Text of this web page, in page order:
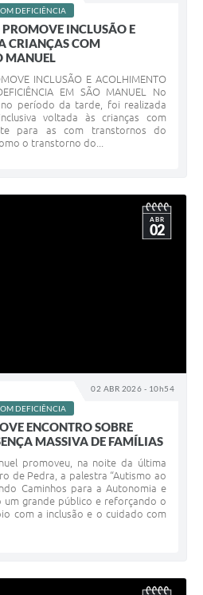
DEFICIÊNCIA
INCLUSÃO E
CRIANÇAS COM
MANUEL
INCLUSÃO E ACOLHIMENTO
EM SÃO MANUEL No
período da tarde, foi realizada
voltada às crianças com
para as com transtornos do
o transtorno do...
02 ABR 2026 - 10h54
ABR
02
DEFICIÊNCIA
ENCONTRO SOBRE
MASSIVA DE FAMÍLIAS
promoveu, na noite da última
de Pedra, a palestra “Autismo ao
Caminhos para a Autonomia e
um grande público e reforçando o
com a inclusão e o cuidado com